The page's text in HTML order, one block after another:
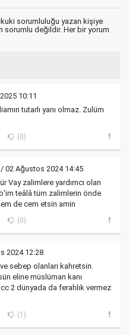
sorumluluğu yazan kişiye
sorumlu değildir. Her bir yorum
10:11
tutarlı yanı olmaz. Zulüm
(0)
/ 02 Ağustos 2024 14:45
Vay zalimlere yardımcı olan
teâlâ tüm zalimlerin önde
de cem etsin amin
(0)
2024 12:28
sebep olanları kahretsin.
eline müslüman kanı
2 dünyada da ferahlık vermez
(1)